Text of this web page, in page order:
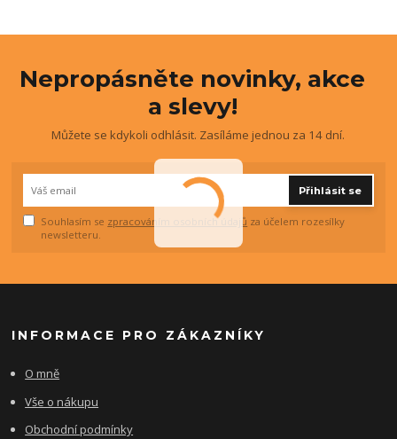
Nepropásněte novinky, akce
a slevy!
Můžete se kdykoli odhlásit. Zasíláme jednou za 14 dní.
Přihlásit se
Souhlasím se zpracováním osobních údajů za účelem rozesílky
newsletteru.
INFORMACE PRO ZÁKAZNÍKY
O mně
Vše o nákupu
Obchodní podmínky